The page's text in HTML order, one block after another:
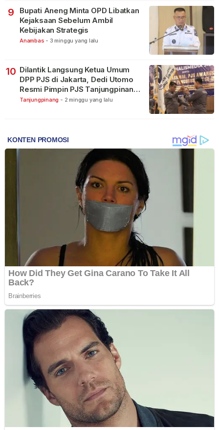
9
Bupati Aneng Minta OPD Libatkan
Kejaksaan Sebelum Ambil
Kebijakan Strategis
Anambas - 3 minggu yang lalu
10 Dilantik Langsung Ketua Umum
DPP PJS di Jakarta, Dedi Utomo
Resmi Pimpin PJS Tanjungpinang-
Bintan
Tanjungpinang - 2 minggu yang lalu